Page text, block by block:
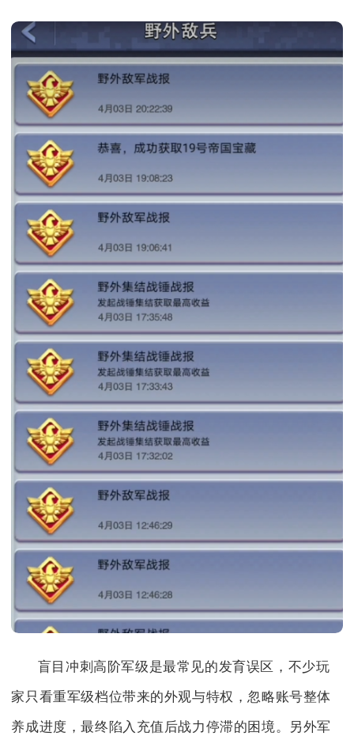
盲目冲刺高阶军级是最常见的发育误区，不少玩
家只看重军级档位带来的外观与特权，忽略账号整体
养成进度，最终陷入充值后战力停滞的困境。另外军